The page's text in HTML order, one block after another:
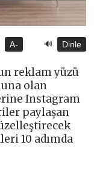
A- 🔊 Dinle
reklam yüzü
olan
Instagram
paylaşan
10 adımda